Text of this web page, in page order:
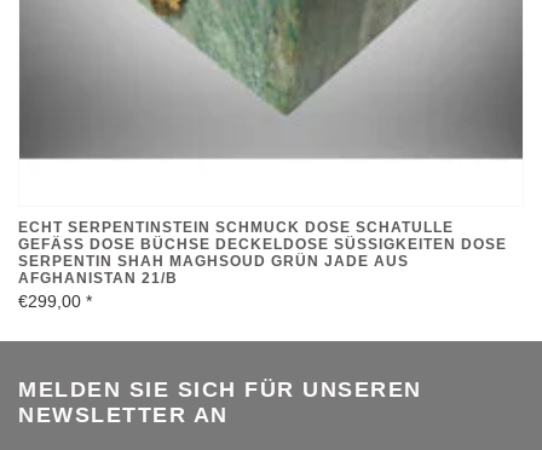
RPENTIN SHAH MAGHSOUD GRÜN JADE AUS AF
GHANISTAN 21/B
€299,00*
NEWSLETTER AN